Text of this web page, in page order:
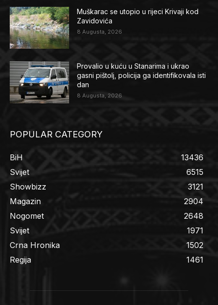
Muškarac se utopio u rijeci Krivaji kod
Zavidovića
8 Augusta, 2026
Provalio u kuću u Stanarima i ukrao
gasni pištolj, policija ga identifikovala isti
dan
8 Augusta, 2026
POPULAR CATEGORY
BiH
13436
Svijet
6515
Showbizz
3121
Magazin
2904
Nogomet
2648
Svijet
1971
Crna Hronika
1502
Regija
1461